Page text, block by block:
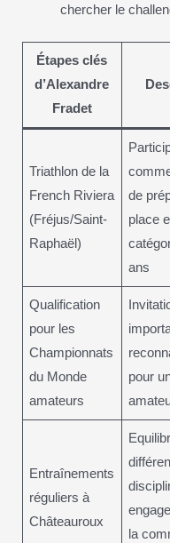
chercher le
Étapes clés
d’Alexandre
Fradet
Triathlon de la
French Riviera
(Fréjus/Saint-
Raphaël)
de
place
ans
Qualification
pour les
Championnats
du Monde
amateurs
pour
Entraînements
réguliers à
Châteauroux
la